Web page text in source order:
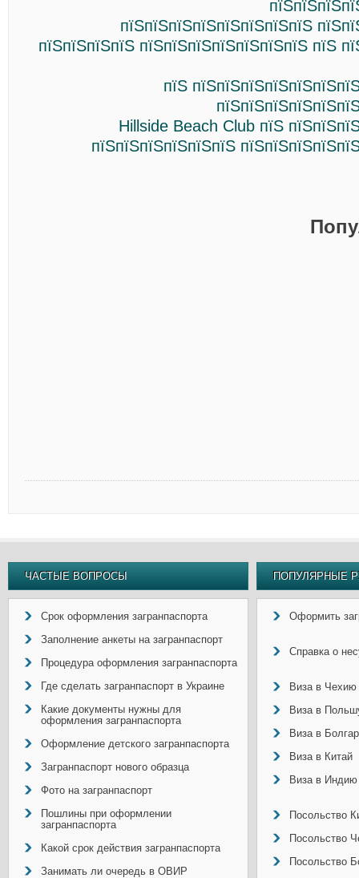
пїЅпїЅпїЅпїЅпїЅпїЅпїЅпїЅ
пїЅпїЅпїЅпїЅ пїЅпїЅпїЅпїЅпїЅпїЅпїЅ пїЅ
пїЅ
Hillside Beach Club пїЅ
пїЅпїЅпїЅпїЅпїЅпїЅ
ЧАСТЫЕ ВОПРОСЫ
Срок оформления загранпаспорта
Заполнение анкеты на загранпаспорт
Процедура оформления загранпаспорта
Где сделать загранпаспорт в Украине
Какие документы нужны для
оформления загранпаспорта
Оформление детского загранпаспорта
Загранпаспорт нового образца
Фото на загранпаспорт
Пошлины при оформлении
загранпаспорта
Какой срок действия загранпаспорта
Занимать ли очередь в ОВИР
ПОПУЛЯРНЫЕ
Оформить
Справка о
Виза в Чехию
Виза в
Виза в
Виза в Китай
Виза в Индию
Посольство
Посольство
Посольство